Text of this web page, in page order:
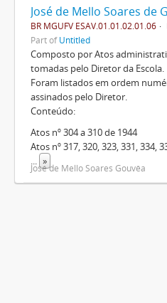
José de Mello Soares de
BR MGUFV ESAV.01.01.02.01.06
Part ofUntitled
Composto por Atos
tomadas pelo Diretor da Escola.
Foram listados em ordem
assinados pelo Diretor.
Conteúdo:
Atos nº 304 a 310 de 1944
Atos nº 317, 320, 323, 331, 334,
»
José de Mello Soares Gouvêa